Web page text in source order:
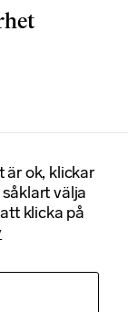
6
är ok, klickar
välja
klicka på